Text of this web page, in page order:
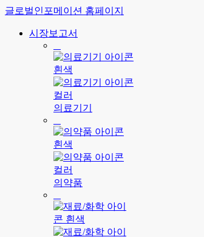
글로벌인포메이션 홈페이지
시장보고서
의료기기
의약품